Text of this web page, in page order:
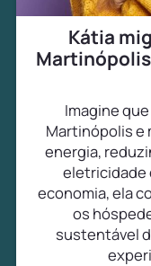
Kátia
Imagine
Martinópolis e
energia,
eletricidade
economia, ela
os
sustentável